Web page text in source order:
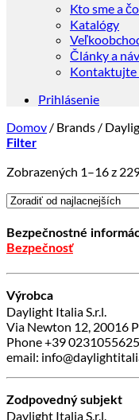
Kto sme a
Katalógy
Články a
Kontaktujte
Prihlásenie
Domov / Brands /
Filter
Zobrazených 1–16 z
Bezpečnostné
Bezpečnosť
Výrobca
Daylight Italia S.r.l.
Via Newton 12, 20016
Phone +39 0231055625
email:
Zodpovedný subjekt
Daylight Italia S.r.l.